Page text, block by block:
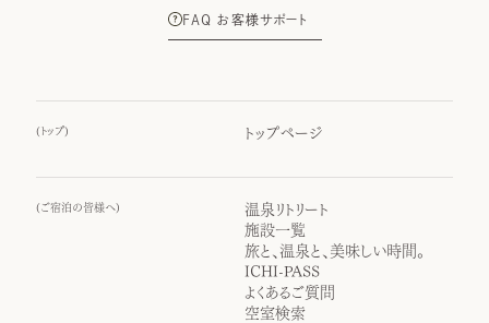
FAQ お客様サポート
( トップ) トップページ
( ご宿泊の皆様へ)
温泉リトリート
施設一覧
旅と、温泉と、美味しい時間。
ICHI-PASS
よくあるご質問
空室検索